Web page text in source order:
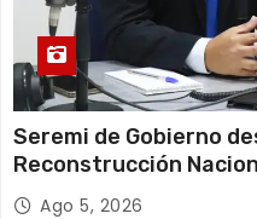
Seremi de Gobierno
Reconstrucción
y el empleo en Tarapacá
Ago 5, 2026